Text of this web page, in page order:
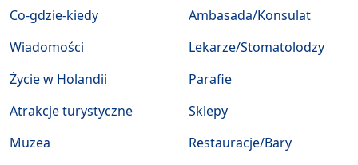
Co-gdzie-kiedy
Wiadomości
Życie w Holandii
Atrakcje turystyczne
Muzea
Ambasada/Konsulat
Lekarze/Stomatolodzy
Parafie
Sklepy
Restauracje/Bary